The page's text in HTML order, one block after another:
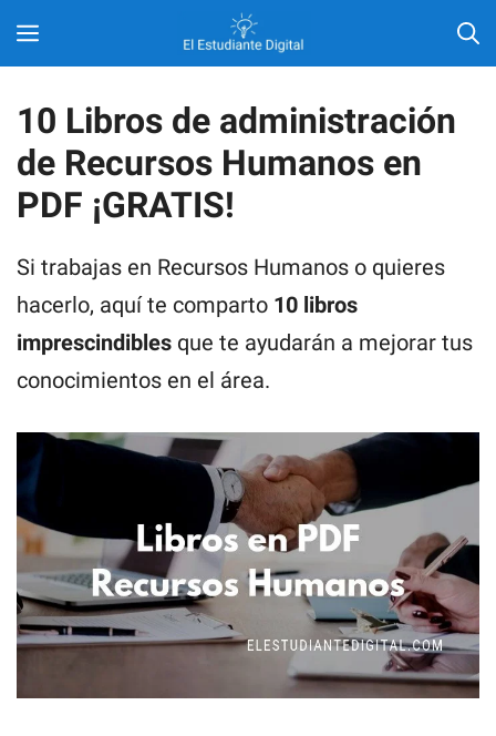
Saltar
MENÚ
10 Libros de administración
de Recursos Humanos en
PDF ¡GRATIS!
Si trabajas en Recursos Humanos o quieres
hacerlo, aquí te comparto 10 libros
imprescindibles que te ayudarán a mejorar tus
conocimientos en el área.